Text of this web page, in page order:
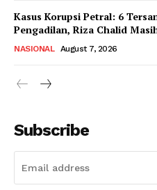
Kasus Korupsi Petral: 6
Pengadilan, Riza Chalid
NASIONAL August 7, 2026
Subscribe